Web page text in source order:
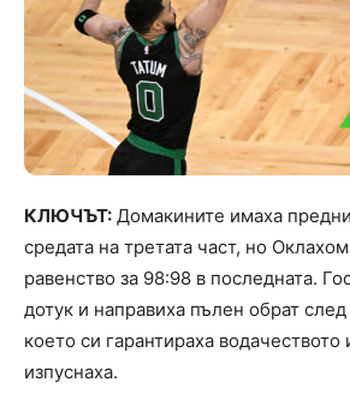
КЛЮЧЪТ: Домакините имаха
средата на третата част, но
равенство за 98:98 в последната.
дотук и направиха пълен обрат
което си гарантираха водачеството
изпуснаха.